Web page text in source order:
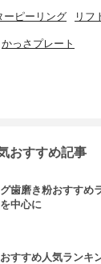
ーピーリング リフ
かっさプレート
おすすめ記事
歯磨き粉おすすめ
中心に
すすめ人気ランキ